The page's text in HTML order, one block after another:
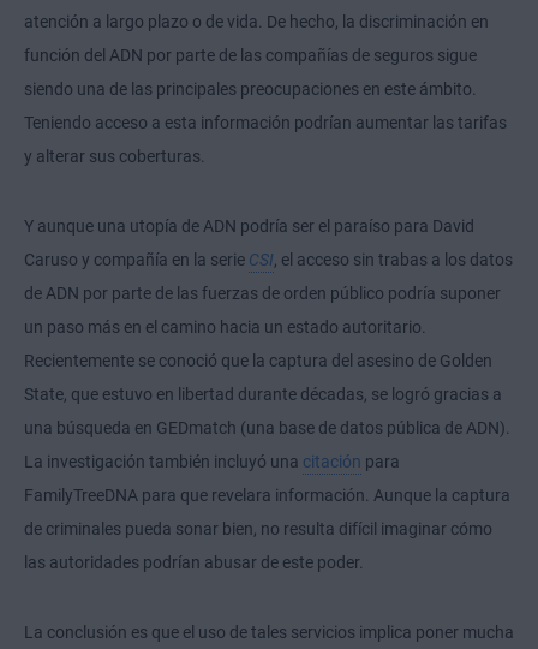
atención a largo plazo o de vida. De hecho, la discriminación en
función del ADN por parte de las compañías de seguros sigue
siendo una de las principales preocupaciones en este ámbito.
Teniendo acceso a esta información podrían aumentar las tarifas
y alterar sus coberturas.
Y aunque una utopía de ADN podría ser el paraíso para David
Caruso y compañía en la serie CSI, el acceso sin trabas a los datos
de ADN por parte de las fuerzas de orden público podría suponer
un paso más en el camino hacia un estado autoritario.
Recientemente se conoció que la captura del asesino de Golden
State, que estuvo en libertad durante décadas, se logró gracias a
una búsqueda en GEDmatch (una base de datos pública de ADN).
La investigación también incluyó una citación para
FamilyTreeDNA para que revelara información. Aunque la captura
de criminales pueda sonar bien, no resulta difícil imaginar cómo
las autoridades podrían abusar de este poder.
La conclusión es que el uso de tales servicios implica poner mucha